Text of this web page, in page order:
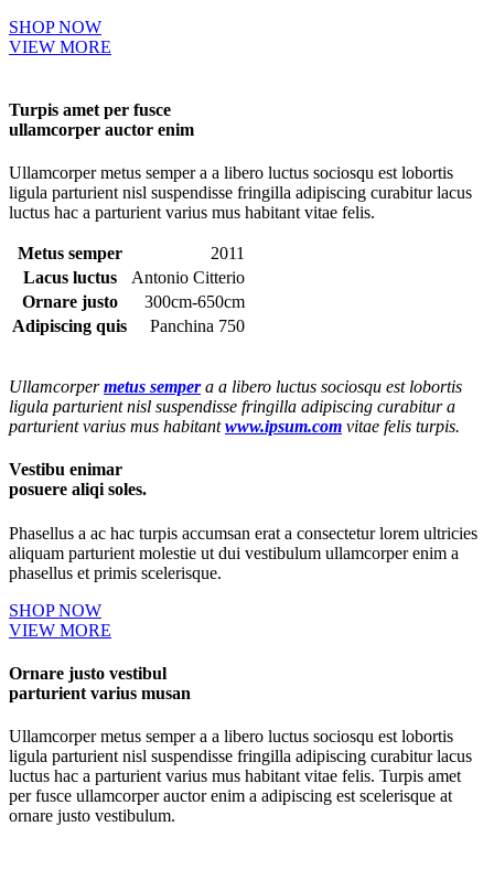
SHOP NOW
VIEW MORE
Turpis amet per fusce
ullamcorper auctor enim
Ullamcorper metus semper a a libero luctus sociosqu est lobortis
ligula parturient nisl suspendisse fringilla adipiscing curabitur lacus
luctus hac a parturient varius mus habitant vitae felis.
Metus semper
2011
Lacus luctus
Antonio Citterio
Ornare justo
300cm-650cm
Adipiscing quis
Panchina 750
Ullamcorpermetus sempera a libero luctus sociosqu est lobortis
ligula parturient nisl suspendisse fringilla adipiscing curabitur a
parturient varius mus habitantwww.ipsum.com vitae felis turpis.
Vestibu enimar
posuere aliqi soles.
Phasellus a ac hac turpis accumsan erat a consectetur lorem ultricies
aliquam parturient molestie ut dui vestibulum ullamcorper enim a
phasellus et primis scelerisque.
SHOP NOW
VIEW MORE
Ornare justo vestibul
parturient varius musan
Ullamcorper metus semper a a libero luctus sociosqu est lobortis
ligula parturient nisl suspendisse fringilla adipiscing curabitur lacus
luctus hac a parturient varius mus habitant vitae felis. Turpis amet
per fusce ullamcorper auctor enim a adipiscing est scelerisque at
ornare justo vestibulum.